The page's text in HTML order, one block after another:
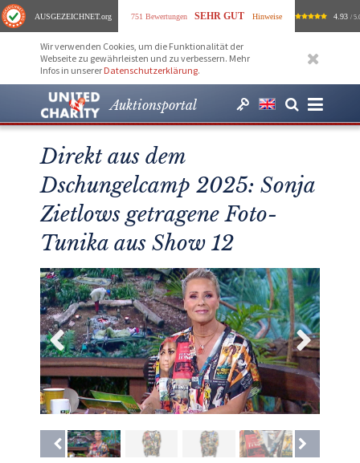
AUSGEZEICHNET.org 751 Bewertungen SEHR GUT Hinweise 4.93 /
Wir verwenden Cookies, um die Funktionalität der
Webseite zu gewährleisten und zu verbessern. Mehr
Infos in unserer Datenschutzerklärung.
Auktionsportal
Direkt aus dem
Dschungelcamp 2025: Sonja
Zietlows getragene Foto-
Tunika aus Show 12